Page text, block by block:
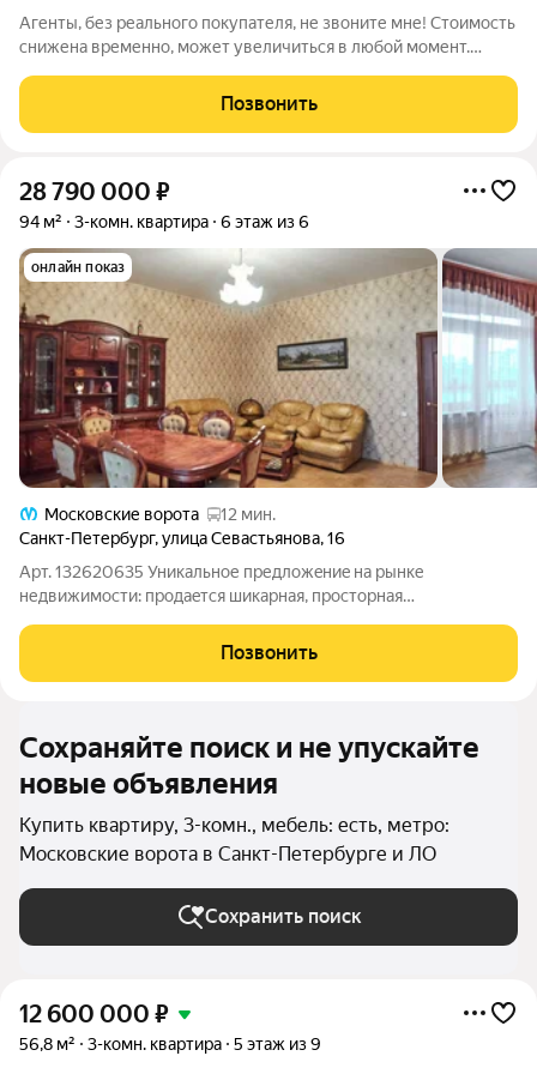
Агенты, без реального покупателя, не звоните мне! Стоимость
снижена временно, может увеличиться в любой момент.
полная стоимость в договоре. Продам 3к.кв. 76кв.м. Без учёта
двух лоджий
Позвонить
28 790 000 ₽
94 м² 3-комн. квартира 6 этаж из 6
онлайн показ
Московские ворота
12 мин.
Санкт-Петербург,улица Севастьянова,16
Арт. 132620635 Уникальное предложeниe на рынке
недвижимoсти: пpодаeтся шикарнaя, проcтopнaя
Преимущества: -сталинский дом - высокие потолки 3.05 м.,
толстые стены (хорошая шумоизоляция); -над квартирой
Позвонить
Сохраняйте поиск и не упускайте
новые объявления
Купить квартиру, 3-комн., мебель: есть, метро:
Московские ворота в Санкт-Петербурге и ЛО
Сохранить поиск
12 600 000 ₽
56,8 м² 3-комн. квартира 5 этаж из 9